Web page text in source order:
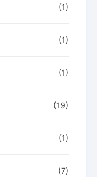
(1)
(1)
(1)
(19)
(1)
(7)